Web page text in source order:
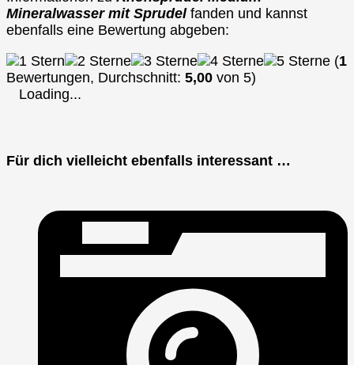
Mineralwasser mit Sprudelfanden und kannst
ebenfalls eine Bewertung abgeben:
(1
Bewertungen, Durchschnitt: 5,00 von 5)
Loading...
Für dich vielleicht ebenfalls interessant …